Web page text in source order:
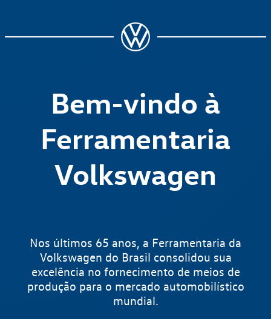
Bem-vindo à
Ferramentaria
Volkswagen
Nos últimos 65 anos, a Ferramentaria da
Volkswagen do Brasil consolidou sua
excelência no fornecimento de meios de
produção para o mercado automobilístico
mundial.